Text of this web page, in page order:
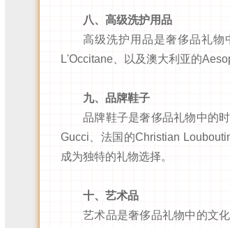
八、高级洗护用品
高级洗护用品是奢侈品礼
L'Occitane、以及澳大利亚的
九、品牌鞋子
品牌鞋子是奢侈品礼物中的
Gucci、法国的Christian
成为独特的礼物选择。
十、艺术品
艺术品是奢侈品礼物中的文